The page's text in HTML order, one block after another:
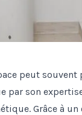
peut
par son
Grâce à